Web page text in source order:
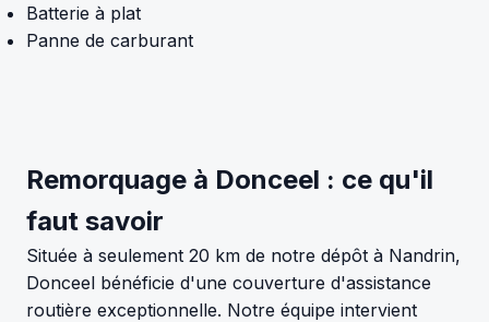
Batterie à plat
Panne de carburant
Remorquage à Donceel : ce qu'il
faut savoir
Située à seulement 20 km de notre dépôt à Nandrin,
Donceel bénéficie d'une couverture d'assistance
routière exceptionnelle. Notre équipe intervient